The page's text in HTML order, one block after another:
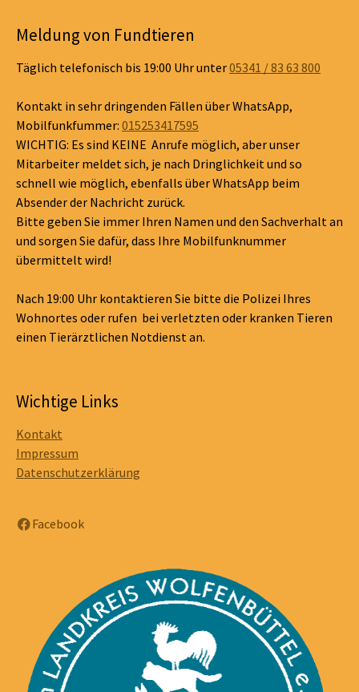
Meldung von Fundtieren
Täglich telefonisch bis 19:00 Uhr unter05341 / 83 63 800
Kontakt in sehr dringenden Fällen über WhatsApp,
Mobilfunkfummer: 015253417595
WICHTIG: Es sind KEINE Anrufe möglich, aber unser
Mitarbeiter meldet sich, je nach Dringlichkeit und so
schnell wie möglich, ebenfalls über WhatsApp beim
Absender der Nachricht zurück.
Bitte geben Sie immer Ihren Namen und den Sachverhalt an
und sorgen Sie dafür, dass Ihre Mobilfunknummer
übermittelt wird!
Nach 19:00 Uhr kontaktieren Sie bitte die Polizei Ihres
Wohnortes oder rufen bei verletzten oder kranken Tieren
einen Tierärztlichen Notdienst an.
Wichtige Links
Kontakt
Impressum
Datenschutzerklärung
Facebook